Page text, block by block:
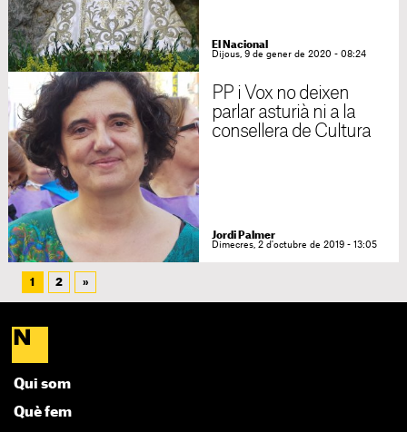
El Nacional
Dijous, 9 de gener de 2020 - 08:24
PP i Vox no deixen
parlar asturià ni a la
consellera de Cultura
Jordi Palmer
Dimecres, 2 d'octubre de 2019 - 13:05
1 2 »
Qui som
Què fem